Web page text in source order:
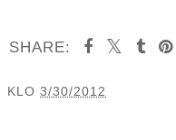
SHARE:
KLO 3/30/2012